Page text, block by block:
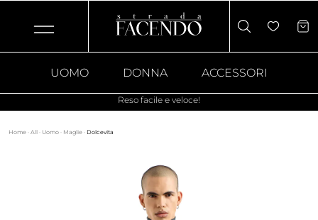
UOMO DONNA ACCESSORI
Reso facile e veloce!
Home · All · Uomo · Maglie · Dolcevita